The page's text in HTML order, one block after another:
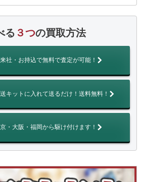
る ３つの買取方法
社・お持込で無料で査定が可能！
キットに入れて送るだけ！送料無料！
・大阪・福岡から駆け付けます！